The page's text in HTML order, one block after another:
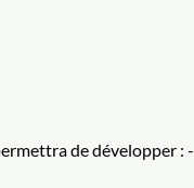
de développer : -